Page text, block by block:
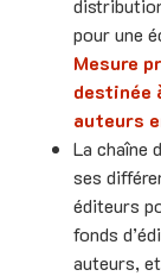
pour une
Mesure
destinée
auteurs
La chaîne
ses
éditeurs
fonds
auteurs,